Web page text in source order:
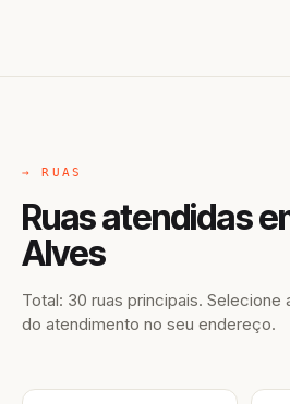
→ RUAS
Ruas atendidas
Alves
Total: 30 ruas principais. Selecione
do atendimento no seu endereço.